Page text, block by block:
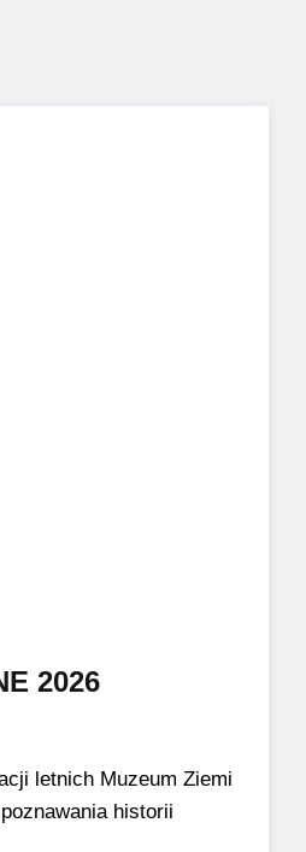
2026
letnich Muzeum Ziemi
historii